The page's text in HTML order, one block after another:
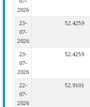
2026
23-
07-
2026
52.4259
23-
07-
2026
52.4259
22-
07-
2026
52.9101